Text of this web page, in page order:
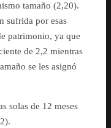
tamaño (2,20).
sufrida por esas
patrimonio, ya que
de 2,2 mientras
se les asignó
solas de 12 meses